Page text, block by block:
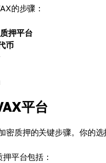
的步骤：
押平台
币
平台
密质押的关键步骤。你的
平台包括：